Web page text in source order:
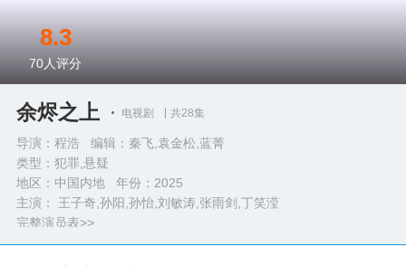
余烬之上 电视剧 共28集
导演：程浩 编辑：秦飞,袁金松,蓝菁
类型： 犯罪,悬疑
地区：中国内地 年份： 2025
主演： 王子奇,孙阳,孙怡,刘敏涛,张雨剑,丁笑滢
完整演员表>>
8.3
70人评分